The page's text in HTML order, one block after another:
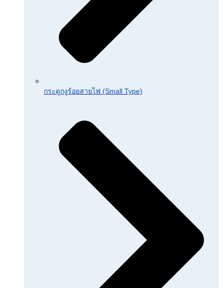
กระดูกงูร้อยสายไฟ (Small Type)